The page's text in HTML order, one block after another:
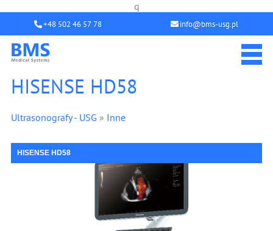
q
+48 502 46 57 78 info@bms-usg.pl
HISENSE HD58
Ultrasonografy - USG » Inne
HISENSE HD58